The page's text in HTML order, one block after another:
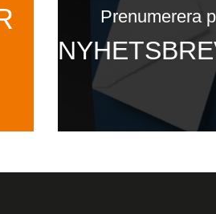
Prenumerera